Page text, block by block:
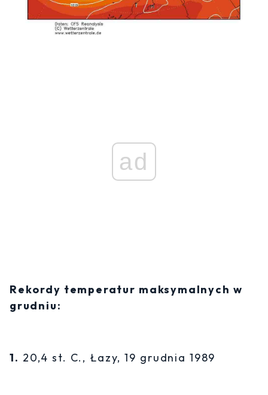
ad
Rekordy temperatur maksymalnych w
grudniu:
1. 20,4 st. C., Łazy, 19 grudnia 1989